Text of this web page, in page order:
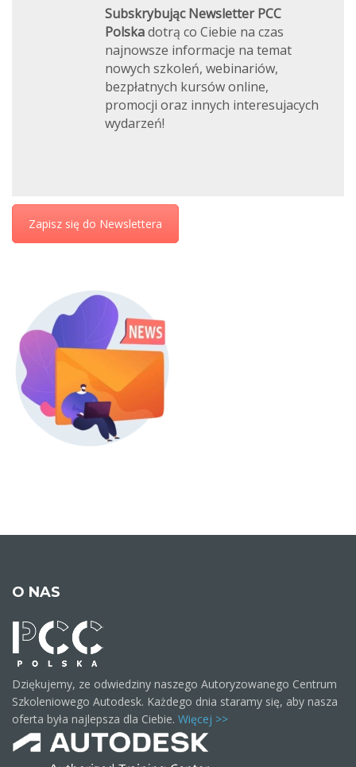
Subskrybując Newsletter PCC
Polskadotrą co Ciebie na czas
najnowsze informacje na temat
nowych szkoleń, webinariów,
bezpłatnych kursów online,
promocji oraz innych interesujacych
wydarzeń!
Zapisz się do Newslettera
O NAS
Dziękujemy, ze odwiedziny naszego Autoryzowanego Centrum
Szkoleniowego Autodesk. Każdego dnia staramy się, aby nasza
oferta była najlepsza dla Ciebie. Więcej >>